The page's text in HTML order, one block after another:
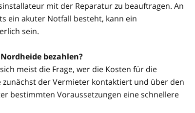
mit der Reparatur zu beauftragen. An
ein akuter Notfall besteht, kann ein
sein.
bezahlen?
meist die Frage, wer die Kosten für die
der Vermieter kontaktiert und über den
bestimmten Voraussetzungen eine schnellere